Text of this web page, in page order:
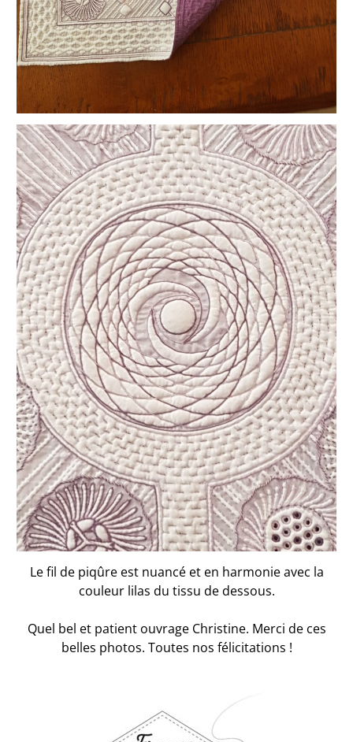
Le fil de piqûre est nuancé et en harmonie avec la
couleur lilas du tissu de dessous.
Quel bel et patient ouvrage Christine. Merci de ces
belles photos. Toutes nos félicitations !